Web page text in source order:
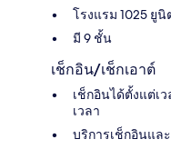
โรงแรม 1025 ยูนิ
มี 9 ชั้น
เช็กอิน/เช็กเอาต์
เช็กอินได้ตั้งแต่เ
เวลา
บริการเช็กอินแล